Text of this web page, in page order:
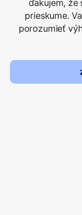
ďakujem, že
prieskume.
porozumieť